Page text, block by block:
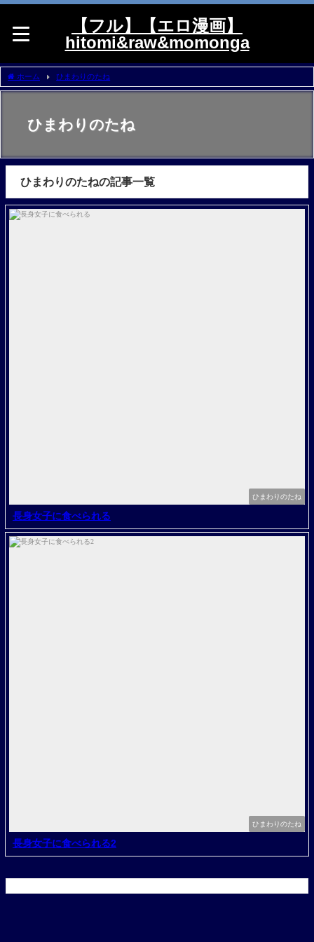
【フル】【エロ漫画】
hitomi&raw&momonga
ホーム ひまわりのたね
ひまわりのたね
ひまわりのたねの記事一覧
ひまわりのたね
長身女子に食べられる
ひまわりのたね
長身女子に食べられる2